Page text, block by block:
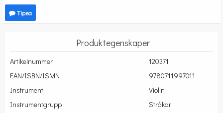
Tipsa
Produktegenskaper
Artikelnummer
120371
EAN/ISBN/ISMN
9780711997011
Instrument
Violin
Instrumentgrupp
Stråkar